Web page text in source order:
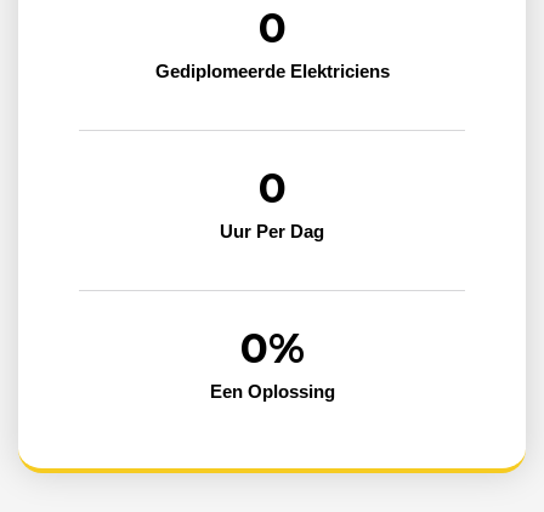
Gediplomeerde Elektriciens
0
Uur Per Dag
0
Een Oplossing
0%